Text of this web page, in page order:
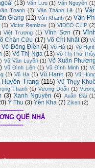
(13) Văn Lưu (1) Văn Nguyên
Thạnh (2) Văn Thành Lê (1)
Giang (12) Vân Khanh (2) Vân
(1) Victor Remizov (1) VIDEO CLIP
Việt Trương (1) Vĩnh Sơn (7)
Chân Cửu (17) Võ Chí Nhất (3)
Võ Đông Điền (4) Võ Hà (1) Võ
(3) Võ Thị Nga (13) Võ Thị Thu
Võ Văn Luyến (1) Võ Xuân
Vũ Đình Liên (1) Vũ Đình Minh (1)
(1) Vũ Hạ (1) Vũ Hạnh (3) Vũ
Trang (115) Vũ Thụy
Thanh (1) Vương Doãn (1)
(3) Xanh Nguyên (4) Xuân Đài
Ý Thu (3) Yên Kha (7) Ziken (2)
QUÊ NHÀ
Google Chrome